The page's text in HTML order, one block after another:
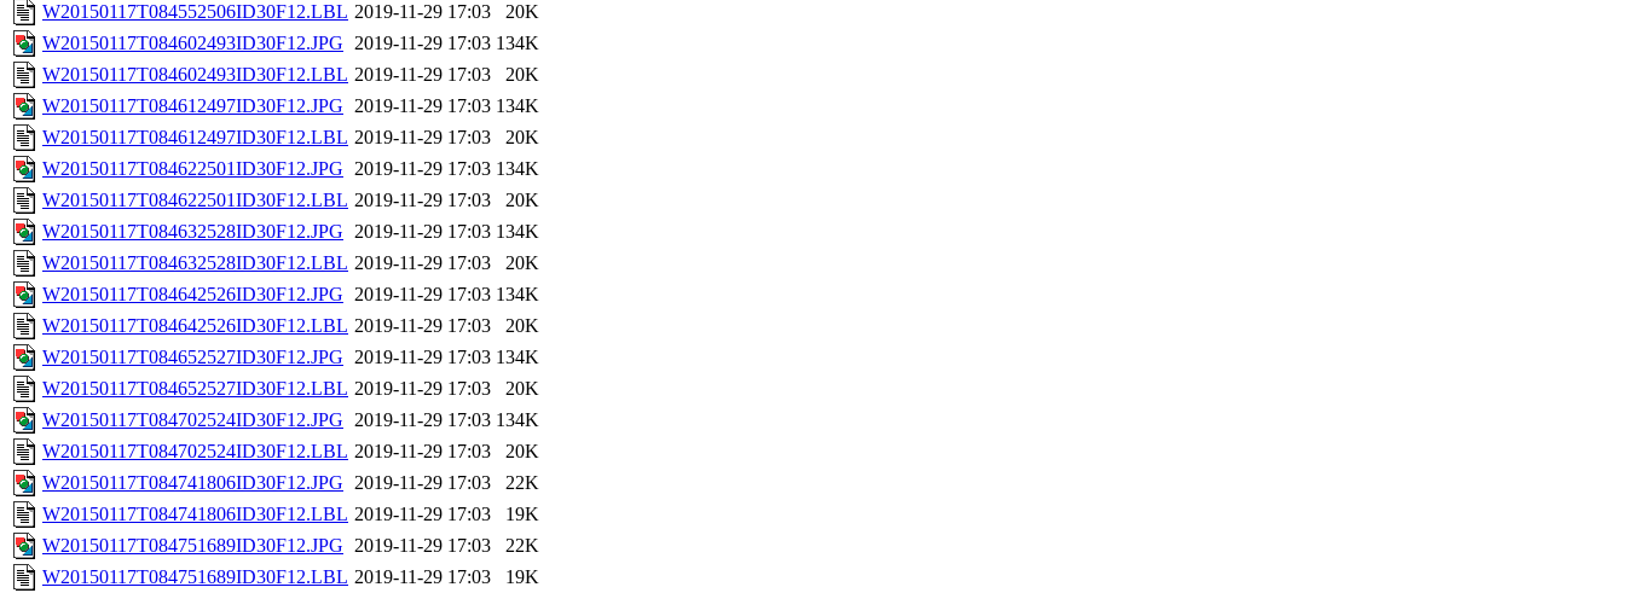
W20150117T084552506ID30F12.LBL 2019-11-29 17:03
20K
W20150117T084602493ID30F12.JPG 2019-11-29 17:03 134K
W20150117T084602493ID30F12.LBL 2019-11-29 17:03
20K
W20150117T084612497ID30F12.JPG 2019-11-29 17:03 134K
W20150117T084612497ID30F12.LBL 2019-11-29 17:03
20K
W20150117T084622501ID30F12.JPG 2019-11-29 17:03 134K
W20150117T084622501ID30F12.LBL 2019-11-29 17:03
20K
W20150117T084632528ID30F12.JPG 2019-11-29 17:03 134K
W20150117T084632528ID30F12.LBL 2019-11-29 17:03
20K
W20150117T084642526ID30F12.JPG 2019-11-29 17:03 134K
W20150117T084642526ID30F12.LBL 2019-11-29 17:03
20K
W20150117T084652527ID30F12.JPG 2019-11-29 17:03 134K
W20150117T084652527ID30F12.LBL 2019-11-29 17:03
20K
W20150117T084702524ID30F12.JPG 2019-11-29 17:03 134K
W20150117T084702524ID30F12.LBL 2019-11-29 17:03
20K
W20150117T084741806ID30F12.JPG 2019-11-29 17:03
22K
W20150117T084741806ID30F12.LBL 2019-11-29 17:03
19K
W20150117T084751689ID30F12.JPG 2019-11-29 17:03
22K
W20150117T084751689ID30F12.LBL 2019-11-29 17:03 19K